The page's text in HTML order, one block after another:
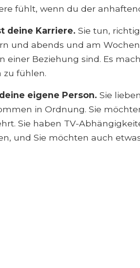
fühlt, wenn du der
deine Karriere. Sie tun,
und abends und am
einer Beziehung sind. Es
zu fühlen.
eigene Person. Sie
in Ordnung. Sie
Sie haben TV-
und Sie möchten auch